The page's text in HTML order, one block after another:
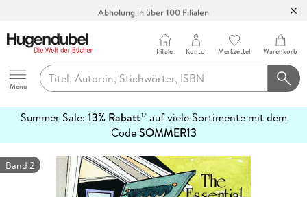
Abholung in über 100 Filialen
Hugendubel
Menu
Filiale Konto Merkzettel Warenkorb
Summer Sale: 13% Rabatt12auf viele Sortimente mit dem
CodeSOMMER13
erfahren
Band 2